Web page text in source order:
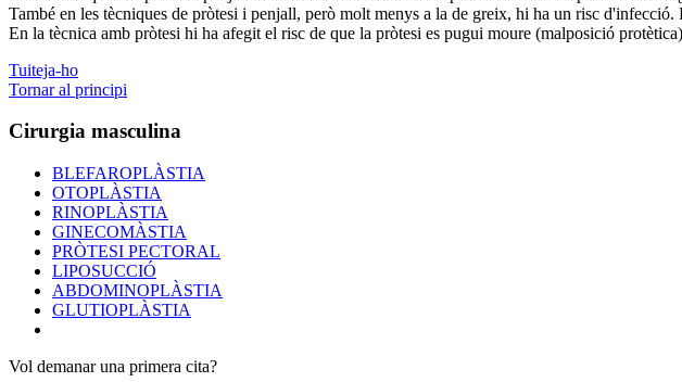
També en les tècniques de pròtesi i penjall, però molt menys a la de greix, hi ha un risc
En la tècnica amb pròtesi hi ha afegit el risc de que la pròtesi es pugui moure (malposició
Tuiteja-ho
Tornar al principi
Cirurgia masculina
BLEFAROPLÀSTIA
OTOPLÀSTIA
RINOPLÀSTIA
GINECOMÀSTIA
PRÒTESI PECTORAL
LIPOSUCCIÓ
ABDOMINOPLÀSTIA
GLUTIOPLÀSTIA
Vol demanar una primera cita?